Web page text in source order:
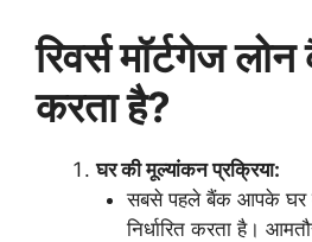
रिवर्स मॉर्टगेज
करता है?
घर की मूल्यांकन प्रक्रिया:
सबसे पहले बैंक आपके घर
निर्धारित करता है।